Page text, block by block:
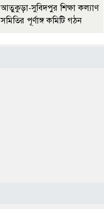
আতুকুড়া-সুবিদপুর শিক্ষা কল্যাণ
সমিতির পূর্ণাঙ্গ কমিটি গঠন